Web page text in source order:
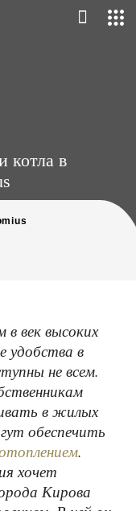
котла в
век высоких
удобства в
не всем.
в жилых
обеспечить
.
хочет
Кирова